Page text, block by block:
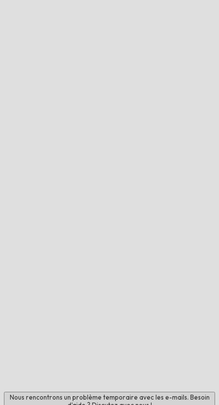
Nous rencontrons un problème temporaire avec les e-mails. Besoin